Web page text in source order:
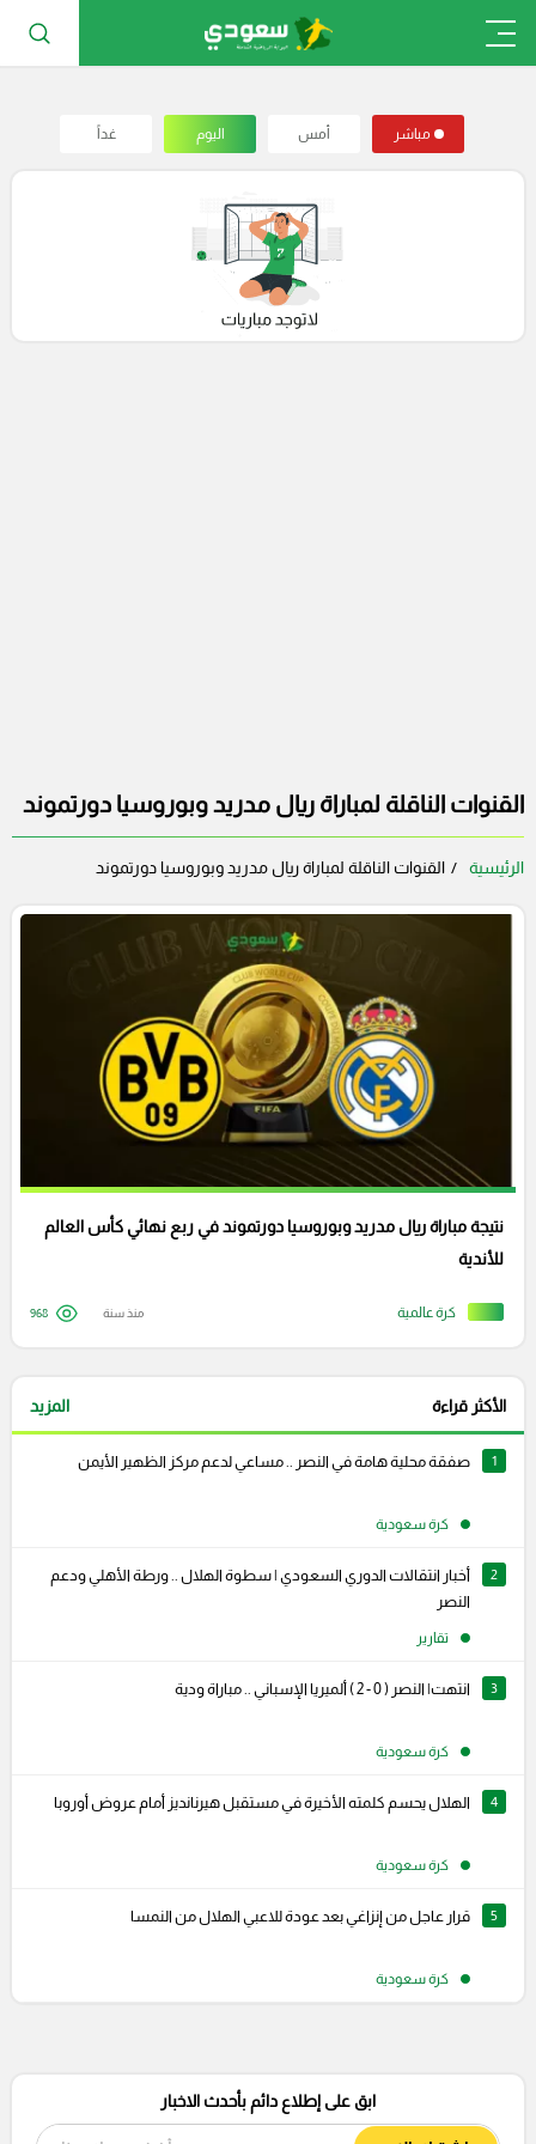
مباشر أمس اليوم غداً
القنوات الناقلة لمباراة ريال مدريد وبوروسيا دورتموند
الرئيسية القنوات الناقلة لمباراة ريال مدريد وبوروسيا دورتموند
كرة عالمية
نتيجة مباراة ريال مدريد وبوروسيا دورتموند في ربع نهائي كأس العالم
للأندية
منذ سنة 968
الأكثر قراءة المزيد
1 صفقة محلية هامة في النصر .. مساعي لدعم مركز الظهير الأيمن
كرة سعودية
2
أخبار انتقالات الدوري السعودي | سطوة الهلال .. ورطة الأهلي ودعم
النصر
تقارير
3 انتهت| النصر ( 0 - 2 ) ألميريا الإسباني .. مباراة ودية
كرة سعودية
4 الهلال يحسم كلمته الأخيرة في مستقبل هيرنانديز أمام عروض أوروبا
كرة سعودية
5 قرار عاجل من إنزاغي بعد عودة للاعبي الهلال من النمسا
كرة سعودية
ابق على إطلاع دائم بأحدث الاخبار